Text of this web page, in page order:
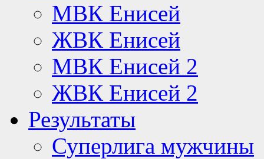
МВК Енисей
ЖВК Енисей
МВК Енисей 2
ЖВК Енисей 2
Результаты
Суперлига мужчины